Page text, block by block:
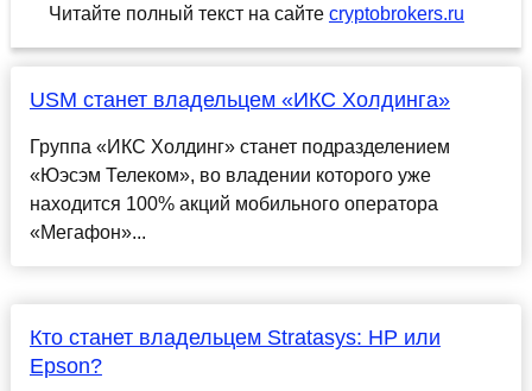
Читайте полный текст на сайте cryptobrokers.ru
USM станет владельцем «ИКС Холдинга»
Группа «ИКС Холдинг» станет подразделением
«Юэсэм Телеком», во владении которого уже
находится 100% акций мобильного оператора
«Мегафон»...
Кто станет владельцем Stratasys: HP или
Epson?